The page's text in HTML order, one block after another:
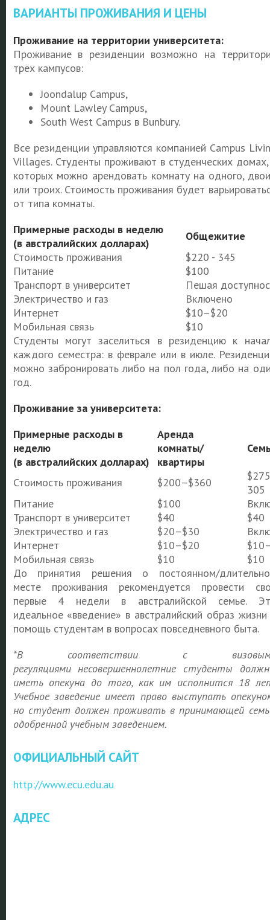
ВАРИАНТЫ ПРОЖИВАНИЯ И ЦЕНЫ
Проживание на территории университета:
Проживание в резиденции возможно на
трёх кампусов:
Joondalup Campus,
Mount Lawley Campus,
South West Campus в Bunbury.
Все резиденции управляются компанией Campus
Villages. Студенты проживают в студенческих
которых можно арендовать комнату на одного,
или троих. Стоимость проживания будет
от типа комнаты.
Примерные расходы в неделю
(в австралийских долларах)
Общежитие
Стоимость проживания
$220 - 345
Питание
$100
Транспорт в университет
Пешая
Электричество и газ
Включено
Интернет
$10–$20
Мобильная связь
$10
Студенты могут заселиться в резиденцию к
каждого семестра: в феврале или в июле.
можно забронировать либо на пол года, либо на
год.
Проживание зауниверситета:
Примерные расходы в
неделю
(в австралийских долларах)
Аренда
комнаты/
квартиры
Стоимость проживания $200–$360
305
Питание
$100
Транспорт в университет
$40
$40
Электричество и газ
$20–$30
Интернет
$10–$20
Мобильная связь
$10
$10
До принятия решения о постоянном/
месте проживания рекомендуется провести
первые 4 недели в австралийской семье.
идеальное «введение» в австралийский образ
помощь студентам в вопросах повседневного быта.
*В соответствии с
регуляцияминесовершеннолетние студенты
иметь опекуна до того, как им исполнится 18
Учебное заведение имеет право выступать
но студент должен проживать в принимающей
одобренной учебным заведением.
ОФИЦИАЛЬНЫЙ САЙТ
http://www.ecu.edu.au
АДРЕС